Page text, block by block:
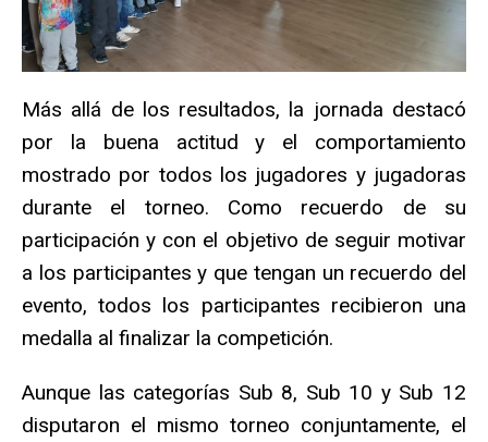
Más allá de los resultados, la jornada destacó
por la buena actitud y el comportamiento
mostrado por todos los jugadores y jugadoras
durante el torneo. Como recuerdo de su
participación y con el objetivo de seguir motivar
a los participantes y que tengan un recuerdo del
evento, todos los participantes recibieron una
medalla al finalizar la competición.
Aunque las categorías Sub 8, Sub 10 y Sub 12
disputaron el mismo torneo conjuntamente, el